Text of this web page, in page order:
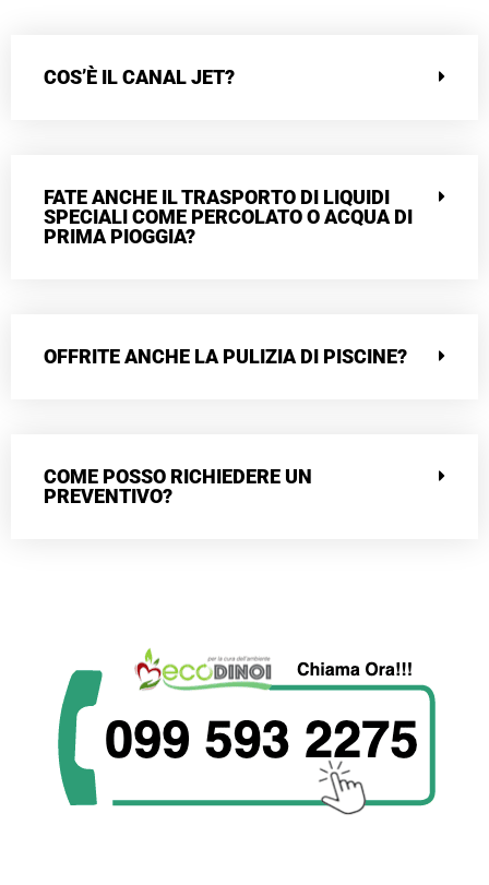
COS’È IL CANAL JET?
FATE ANCHE IL TRASPORTO DI LIQUIDI
SPECIALI COME PERCOLATO O ACQUA DI
PRIMA PIOGGIA?
OFFRITE ANCHE LA PULIZIA DI PISCINE?
COME POSSO RICHIEDERE UN
PREVENTIVO?